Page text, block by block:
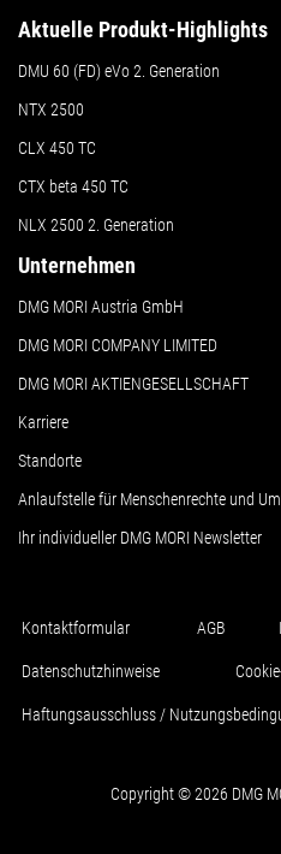
Aktuelle Produkt-Highlights
DMU 60 (FD) eVo 2. Generation
NTX 2500
CLX 450 TC
CTX beta 450 TC
NLX 2500 2. Generation
Unternehmen
DMG MORI Austria GmbH
DMG MORI COMPANY LIMITED
DMG MORI AKTIENGESELLSCHAFT
Karriere
Standorte
Anlaufstelle für Menschenrechte und
Ihr individueller DMG MORI Newsletter
Kontaktformular AGB
Datenschutzhinweise
Haftungsausschluss /
Copyright © 2026 DMG